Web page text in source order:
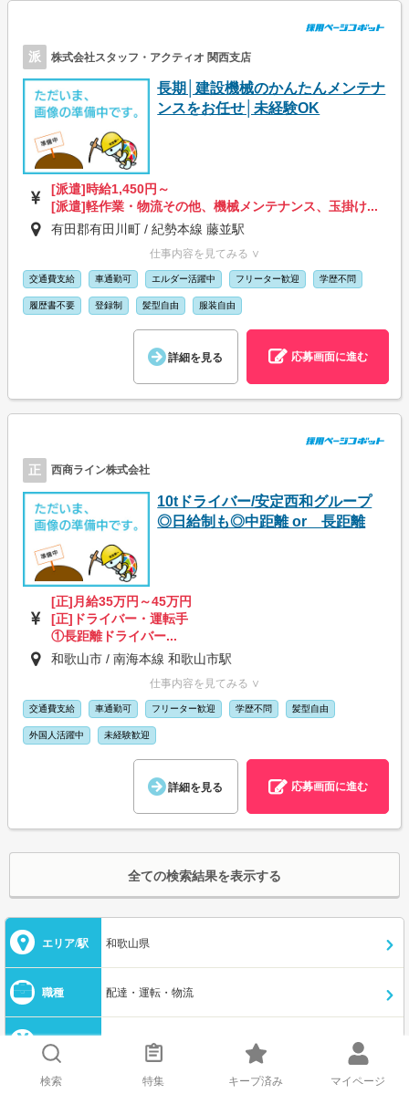
派 株式会社スタッフ・アクティオ 関西支店
長期│建設機械のかんたんメンテナ
ンスをお任せ│未経験OK
[派遣]時給1,450円～
[派遣]軽作業・物流その他、機械メンテナンス、玉掛け...
有田郡有田川町 / 紀勢本線 藤並駅
仕事内容を見てみる ∨
交通費支給 車通勤可 エルダー活躍中 フリーター歓迎 学歴不問
履歴書不要 登録制 髪型自由 服装自由
詳細を見る 応募画面に進む
正 西商ライン株式会社
10tドライバー/安定西和グループ
◎日給制も◎中距離 or 長距離
[正]月給35万円～45万円
[正]ドライバー・運転手
①長距離ドライバー...
和歌山市 / 南海本線 和歌山市駅
仕事内容を見てみる ∨
交通費支給 車通勤可 フリーター歓迎 学歴不問 髪型自由
外国人活躍中 未経験歓迎
詳細を見る 応募画面に進む
全ての検索結果を表示する
エリア/駅 和歌山県
職種 配達・運転・物流
選択してください
キーワード
検索 特集 キープ済み マイページ